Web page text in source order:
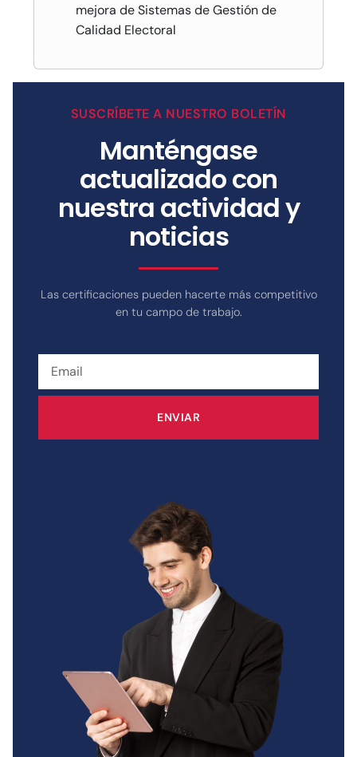
mejora de Sistemas de Gestión de
Calidad Electoral
SUSCRÍBETE A NUESTRO BOLETÍN
Manténgase
actualizado con
nuestra actividad y
noticias
Las certificaciones pueden hacerte más competitivo
en tu campo de trabajo.
ENVIAR